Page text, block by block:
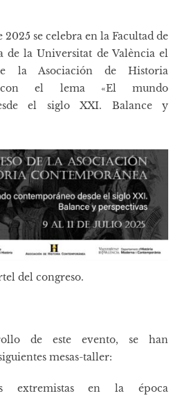
2025 se celebra en la Facultad de
de la Universitat de València el
la Asociación de Historia
el lema «El mundo
el siglo XXI. Balance y
del congreso.
de este evento, se han
mesas-taller:
extremistas en la época